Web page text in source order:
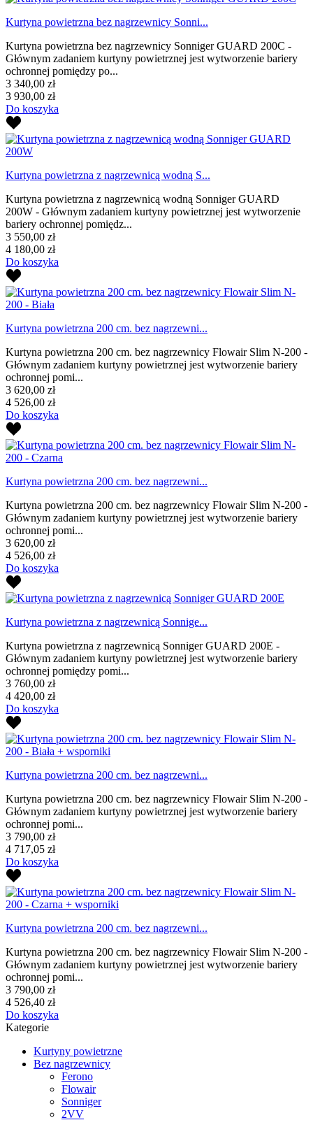
Kurtyna powietrzna bez nagrzewnicy Sonni...
Kurtyna powietrzna bez nagrzewnicy Sonniger GUARD 200C -
Głównym zadaniem kurtyny powietrznej jest wytworzenie bariery
ochronnej pomiędzy po...
3 340,00 zł
3 930,00 zł
Do koszyka
Kurtyna powietrzna z nagrzewnicą wodną S...
Kurtyna powietrzna z nagrzewnicą wodną Sonniger GUARD
200W - Głównym zadaniem kurtyny powietrznej jest wytworzenie
bariery ochronnej pomiędz...
3 550,00 zł
4 180,00 zł
Do koszyka
Kurtyna powietrzna 200 cm. bez nagrzewni...
Kurtyna powietrzna 200 cm. bez nagrzewnicy Flowair Slim N-200 -
Głównym zadaniem kurtyny powietrznej jest wytworzenie bariery
ochronnej pomi...
3 620,00 zł
4 526,00 zł
Do koszyka
Kurtyna powietrzna 200 cm. bez nagrzewni...
Kurtyna powietrzna 200 cm. bez nagrzewnicy Flowair Slim N-200 -
Głównym zadaniem kurtyny powietrznej jest wytworzenie bariery
ochronnej pomi...
3 620,00 zł
4 526,00 zł
Do koszyka
Kurtyna powietrzna z nagrzewnicą Sonnige...
Kurtyna powietrzna z nagrzewnicą Sonniger GUARD 200E -
Głównym zadaniem kurtyny powietrznej jest wytworzenie bariery
ochronnej pomiędzy pomi...
3 760,00 zł
4 420,00 zł
Do koszyka
Kurtyna powietrzna 200 cm. bez nagrzewni...
Kurtyna powietrzna 200 cm. bez nagrzewnicy Flowair Slim N-200 -
Głównym zadaniem kurtyny powietrznej jest wytworzenie bariery
ochronnej pomi...
3 790,00 zł
4 717,05 zł
Do koszyka
Kurtyna powietrzna 200 cm. bez nagrzewni...
Kurtyna powietrzna 200 cm. bez nagrzewnicy Flowair Slim N-200 -
Głównym zadaniem kurtyny powietrznej jest wytworzenie bariery
ochronnej pomi...
3 790,00 zł
4 526,40 zł
Do koszyka
Kategorie
Kurtyny powietrzne
Bez nagrzewnicy
Ferono
Flowair
Sonniger
2VV